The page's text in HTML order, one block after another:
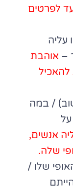
לפרטים
עליה
– אוהבת
/ במה
אנשים,
שלה.
שלו /